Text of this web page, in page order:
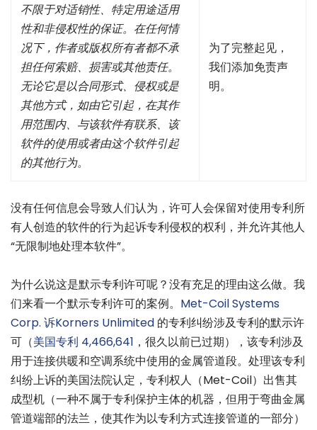
不限于对适销性、特定用途适用
性和非侵权性的保证。在任何情
况下，作者或版权所有者都不承
担任何索赔、损害或其他责任。
无论它是以合同形式、侵权或是
其他方式，如由它引起，在其作
用范围内、与该软件有联系、该
软件的使用或者由这个软件引起
的其他行为。
为了完整起见，
我们添加免责声
明。
没有任何信息会导致人们认为，许可人会保留对使用专利所
有人创造的软件的行为起诉专利侵权的权利，并允许其他人
“无限制地处理本软件”。
为什么说这是默示专利许可呢？没有充足的理由这么做。我
们来看一个默示专利许可的案例。 Met-Coil Systems
Corp. 诉Korners Unlimited 的专利纠纷涉及专利的默示许
可（美国专利 4,466,641 ，很久以前已过期），该专利涉及
用于连接供暖和空调系统中使用的金属管道段。处理该专利
纠纷上诉的美国法院认定，专利权人（Met-Coil）出售其
成型机（一种不属于专利保护主体的机器，但用于弯曲金属
管道端部的法兰，使其作为以专利方式连接管道的一部分）